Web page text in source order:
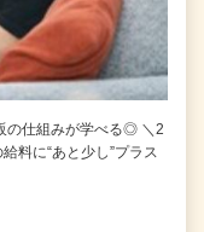
の仕組みが学べる◎ ＼2
料に“あと少し”プラス